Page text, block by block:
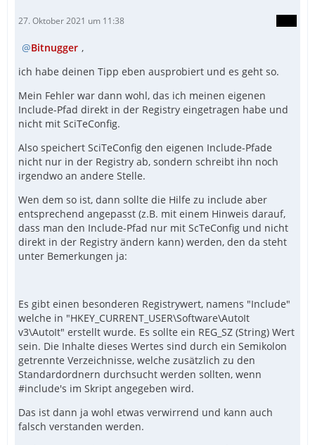
27. Oktober 2021 um 11:38
Bitnugger ,
ich habe deinen Tipp eben ausprobiert und es geht so.
Mein Fehler war dann wohl, das ich meinen eigenen
Include-Pfad direkt in der Registry eingetragen habe und
nicht mit SciTeConfig.
Also speichert SciTeConfig den eigenen Include-Pfade
nicht nur in der Registry ab, sondern schreibt ihn noch
irgendwo an andere Stelle.
Wen dem so ist, dann sollte die Hilfe zu include aber
entsprechend angepasst (z.B. mit einem Hinweis darauf,
dass man den Include-Pfad nur mit ScTeConfig und nicht
direkt in der Registry ändern kann) werden, den da steht
unter Bemerkungen ja:
Es gibt einen besonderen Registrywert, namens "Include"
welche in "HKEY_CURRENT_USER\Software\AutoIt
v3\AutoIt" erstellt wurde. Es sollte ein REG_SZ (String) Wert
sein. Die Inhalte dieses Wertes sind durch ein Semikolon
getrennte Verzeichnisse, welche zusätzlich zu den
Standardordnern durchsucht werden sollten, wenn
#include's im Skript angegeben wird.
Das ist dann ja wohl etwas verwirrend und kann auch
falsch verstanden werden.